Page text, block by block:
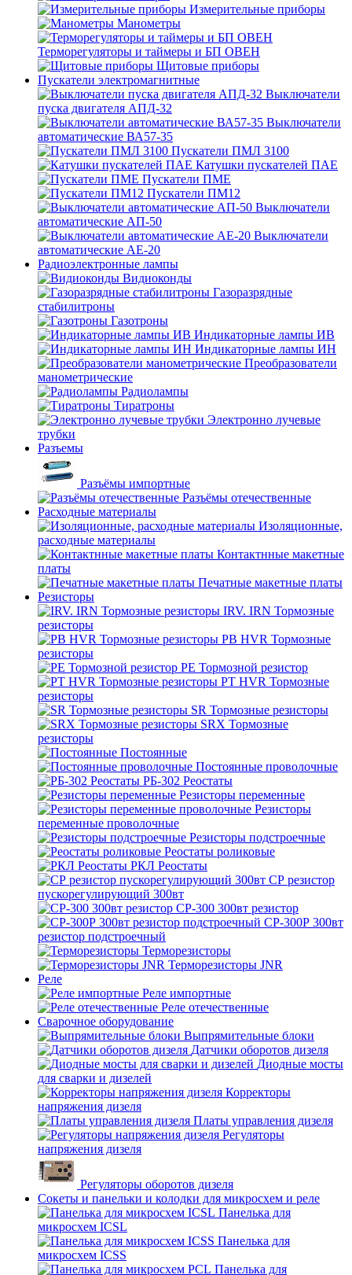
Измерительные приборы
Манометры
Терморегуляторы и таймеры и БП ОВЕН
Щитовые приборы
Пускатели электромагнитные
Выключатели
пуска двигателя АПД-32
Выключатели
автоматические ВА57-35
Пускатели ПМЛ 3100
Катушки пускателей ПАЕ
Пускатели ПМЕ
Пускатели ПМ12
Выключатели
автоматические АП-50
Выключатели
автоматические АЕ-20
Радиоэлектронные лампы
Видиоконды
Газоразрядные
стабилитроны
Газотроны
Индикаторные лампы ИВ
Индикаторные лампы ИН
Преобразователи
манометрические
Радиолампы
Тиратроны
Электронно лучевые
трубки
Разъемы
Разъёмы импортные
Разъёмы отечественные
Расходные материалы
Изоляционные,
расходные материалы
Контактнные макетные
платы
Печатные макетные платы
Резисторы
IRV. IRN Тормозные
резисторы
PB HVR Тормозные
резисторы
PE Тормозной резистор
PT HVR Тормозные
резисторы
SR Тормозные резисторы
SRX Тормозные
резисторы
Постоянные
Постоянные проволочные
РБ-302 Реостаты
Резисторы переменные
Резисторы
переменные проволочные
Резисторы подстроечные
Реостаты роликовые
РКЛ Реостаты
СР резистор
пускорегулирующий 300вт
СР-300 300вт резистор
СР-300Р 300вт
резистор подстроечный
Терморезисторы
Терморезисторы JNR
Реле
Реле импортные
Реле отечественные
Сварочное оборудование
Выпрямительные блоки
Датчики оборотов дизеля
Диодные мосты
для сварки и дизелей
Корректоры
напряжения дизеля
Платы управления дизеля
Регуляторы
напряжения дизеля
Регуляторы оборотов дизеля
Сокеты и панельки и колодки для микросхем и реле
Панелька для
микросхем ICSL
Панелька для
микросхем ICSS
Панелька для